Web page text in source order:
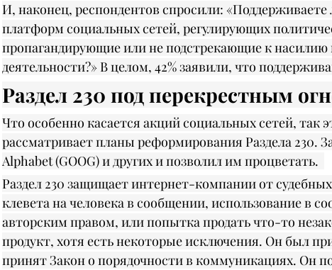
И, наконец, респондентов спросили:
платформ социальных сетей, регулирующих
пропагандирующие или не подстрекающие к насилию
деятельности?» В целом, 42% заявили, что
Раздел 230 под перекрестным
Что особенно касается акций социальных сетей, так
рассматривает планы реформирования Раздела 230.
Alphabet (GOOG) и других и позволил им процветать.
Раздел 230 защищает интернет-компании от
клевета на человека в сообщении, использование в
авторским правом, или попытка продать что-то
продукт, хотя есть некоторые исключения. Он был
принят Закон о порядочности в коммуникациях. Он